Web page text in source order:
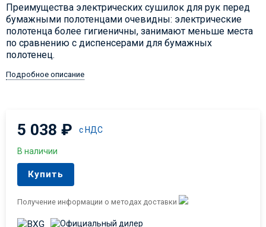
Преимущества электрических сушилок для рук перед
бумажными полотенцами очевидны: электрические
полотенца более гигиеничны, занимают меньше места
по сравнению с диспенсерами для бумажных
полотенец.
Подробное описание
5 038₽ с НДС
В наличии
Купить
Получение информации о методах доставки